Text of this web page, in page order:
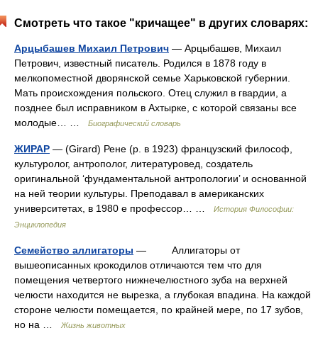
Смотреть что такое "кричащее" в других словарях:
Арцыбашев Михаил Петрович — Арцыбашев, Михаил
Петрович, известный писатель. Родился в 1878 году в
мелкопоместной дворянской семье Харьковской губернии.
Мать происхождения польского. Отец служил в гвардии, а
позднее был исправником в Ахтырке, с которой связаны все
молодые… …
Биографический словарь
ЖИРАР — (Girard) Рене (р. в 1923) французский философ,
культуролог, антрополог, литературовед, создатель
оригинальной ‘фундаментальной антропологии’ и основанной
на ней теории культуры. Преподавал в американских
университетах, в 1980 е профессор… …
История Философии:
Энциклопедия
Семейство аллигаторы — Аллигаторы от
вышеописанных крокодилов отличаются тем что для
помещения четвертого нижнечелюстного зуба на верхней
челюсти находится не вырезка, а глубокая впадина. На каждой
стороне челюсти помещается, по крайней мере, по 17 зубов,
но на …
Жизнь животных